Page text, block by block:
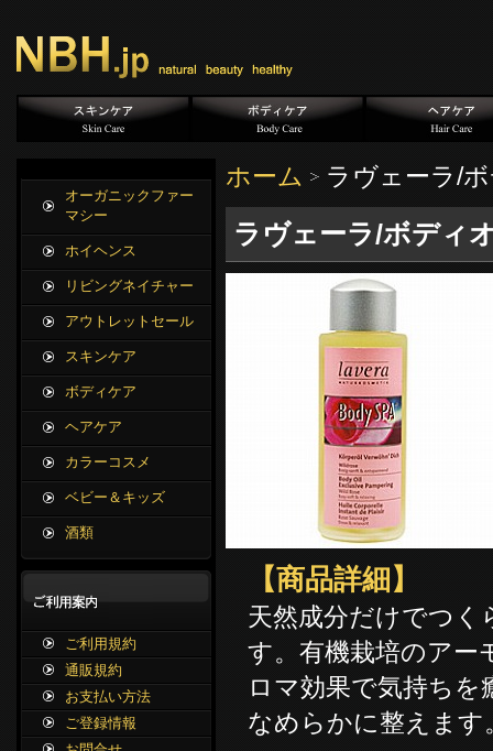
ホーム ラヴェーラ/
ラヴェーラ/ボディ
【商品詳細】
天然成分だけでつ
す。有機栽培のアー
ロマ効果で気持ち
なめらかに整えま
オーガニックファー
マシー
ホイヘンス
リビングネイチャー
アウトレットセール
スキンケア
ボディケア
ヘアケア
カラーコスメ
ベビー＆キッズ
酒類
ご利用規約
通販規約
お支払い方法
ご登録情報